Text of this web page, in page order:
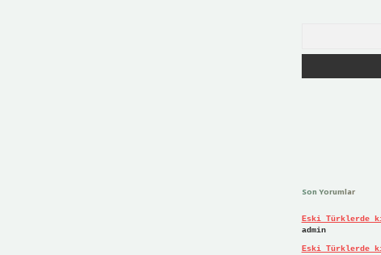
Son Yorumlar
Eski Türklerde
admin
Eski Türklerde